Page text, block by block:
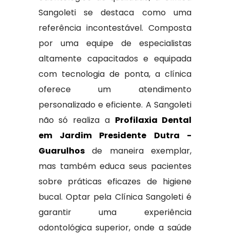
Sangoleti se destaca como uma
referência incontestável. Composta
por uma equipe de especialistas
altamente capacitados e equipada
com tecnologia de ponta, a clínica
oferece um atendimento
personalizado e eficiente. A Sangoleti
não só realiza a Profilaxia Dental
em Jardim Presidente Dutra -
Guarulhosde maneira exemplar,
mas também educa seus pacientes
sobre práticas eficazes de higiene
bucal. Optar pela Clínica Sangoleti é
garantir uma experiência
odontológica superior, onde a saúde